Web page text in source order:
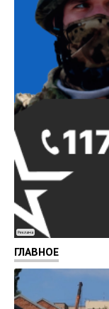
Реклама
ГЛАВНОЕ